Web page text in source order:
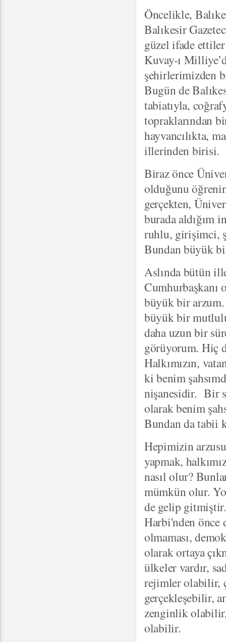
Öncelikle,
Balıkesir
güzel ifade
Kuvay-ı
şehirlerimizden
Bugün de
tabiatıyla,
topraklarından
hayvancılıkta,
illerinden birisi.
Biraz önce
olduğunu
gerçekten,
burada aldığım
ruhlu, girişimci,
Bundan büyük
Aslında bütün
büyük bir
büyük bir
daha uzun bir
görüyorum. Hiç
Halkımızın,
ki benim
nişanesidir. Bir
olarak benim
Bundan da tabii
Hepimizin
yapmak,
nasıl olur?
mümkün olur.
de gelip
Harbi'nden önce
olmaması,
olarak ortaya
ülkeler vardır,
rejimler olabilir,
gerçekleşebilir,
zenginlik
olabilir.